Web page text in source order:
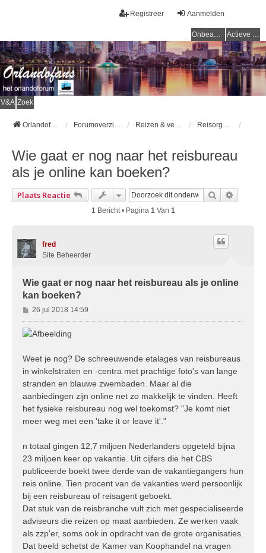
Aanmelden
Registreer
Onbeantwoorde onderwerpen Actieve onderwerpen
V&A Zoek
Orlandofans Homepage Forumoverzicht Reizen & vervoer Reisorganisaties
Wie gaat er nog naar het reisbureau
als je online kan boeken?
Plaats Reactie Zoek
1 Bericht • Pagina 1Van 1
fred
Site Beheerder
Wie gaat er nog naar het reisbureau als je online
kan boeken?
B
e
r
h
26 jul 2018 14:59
Weet je nog? De schreeuwende etalages van reisbureaus
in winkelstraten en -centra met prachtige foto's van lange
stranden en blauwe zwembaden. Maar al die
aanbiedingen zijn online net zo makkelijk te vinden. Heeft
het fysieke reisbureau nog wel toekomst? "Je komt niet
meer weg met een 'take it or leave it'."
n totaal gingen 12,7 miljoen Nederlanders opgeteld bijna
23 miljoen keer op vakantie. Uit cijfers die het CBS
publiceerde boekt twee derde van de vakantiegangers hun
reis online. Tien procent van de vakanties werd persoonlijk
bij een reisbureau of reisagent geboekt.
Dat stuk van de reisbranche vult zich met gespecialiseerde
adviseurs die reizen op maat aanbieden. Ze werken vaak
als zzp'er, soms ook in opdracht van de grote organisaties.
Dat beeld schetst de Kamer van Koophandel na vragen